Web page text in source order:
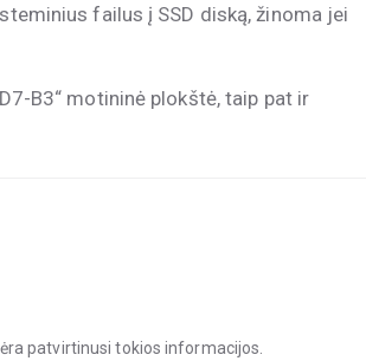
failus į SSD diską, žinoma jei
B3“ motininė plokštė, taip pat ir
patvirtinusi tokios informacijos.